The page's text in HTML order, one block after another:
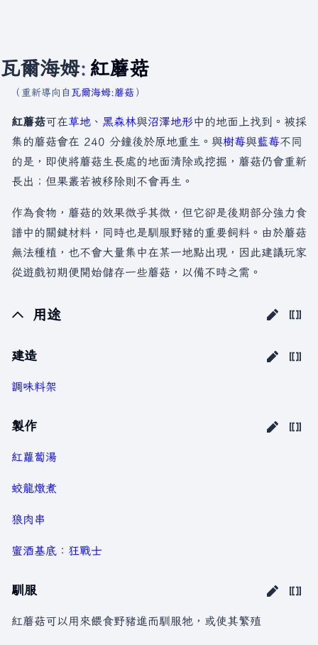
瓦爾海姆: 紅蘑菇
（重新導向自 瓦爾海姆:蘑菇）
紅蘑菇可在草地 、 黑森林與沼澤地形中的地面上找到。被採
集的蘑菇會在 240 分鐘後於原地重生。與樹莓與藍莓不同
的是，即使將蘑菇生長處的地面清除或挖掘，蘑菇仍會重新
長出；但果叢若被移除則不會再生。
作為食物，蘑菇的效果微乎其微，但它卻是後期部分強力食
譜中的關鍵材料，同時也是馴服野豬的重要飼料。由於蘑菇
無法種植，也不會大量集中在某一地點出現，因此建議玩家
從遊戲初期便開始儲存一些蘑菇，以備不時之需。
用途
建造
調味料架
製作
紅蘿蔔湯
蛟龍燉煮
狼肉串
蜜酒基底：狂戰士
馴服
紅蘑菇可以用來餵食野豬進而馴服牠，或使其繁殖